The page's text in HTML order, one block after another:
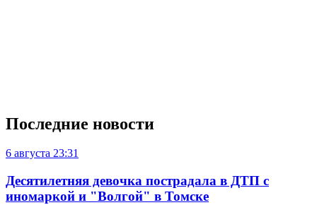
Последние новости
6 августа 23:31
Десятилетняя девочка пострадала в ДТП с
иномаркой и "Волгой" в Томске